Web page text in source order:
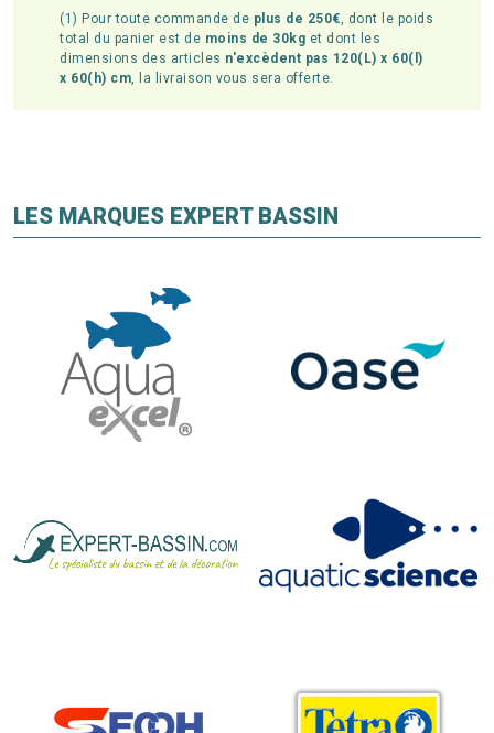
(1) Pour toute commande de plus de 250€, dont le poids
total du panier est de moins de 30kg et dont les
dimensions des articles n'excèdent pas 120(L) x 60(l)
x 60(h) cm, la livraison vous sera offerte.
LES MARQUES EXPERT BASSIN